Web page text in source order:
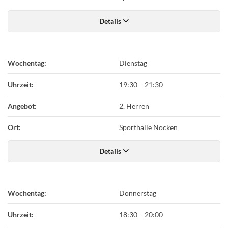
Details
Wochentag: Dienstag
Uhrzeit: 19:30 – 21:30
Angebot: 2. Herren
Ort: Sporthalle Nocken
Details
Wochentag: Donnerstag
Uhrzeit: 18:30 – 20:00